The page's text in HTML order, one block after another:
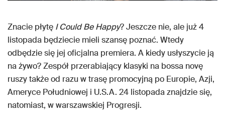
Znacie płytę I Could Be Happy? Jeszcze nie, ale już 4
listopada będziecie mieli szansę poznać. Wtedy
odbędzie się jej oficjalna premiera. A kiedy usłyszycie ją
na żywo? Zespół przerabiający klasyki na bossa novę
ruszy także od razu w trasę promocyjną po Europie, Azji,
Ameryce Południowej i U.S.A. 24 listopada znajdzie się,
natomiast, w warszawskiej Progresji.